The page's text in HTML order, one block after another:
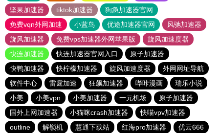
坚果加速器
tiktok加速器
狗急加速器官网
免费vqn外网加速
小蓝鸟 优途加速器官网
风驰加速器
旋风加速器
免费vps加速器外网苹果版
旋风加速度器
快连加速器
快连加速器官网入口
原子加速器
快鸭加速器
快柠檬加速器 旋风加速度器
外网网址导航
软件中心
雷霆加速 狂飙加速器 哔咔漫画
瑞乐小说
小美
小美vpn 小美加速器 一元机场
原子加速器
国外上网加速器
小猫咪crash加速器
快喵vpv加速器
outline
解锁机 慧通下载站 红海pro加速器 优云666